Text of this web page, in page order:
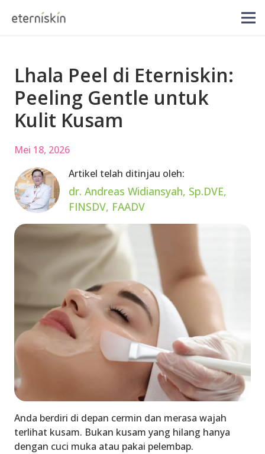
Lhala Peel di Eterniskin:
Peeling Gentle untuk
Kulit Kusam
Mei 18, 2026
Artikel telah ditinjau oleh:
dr. Andreas Widiansyah, Sp.DVE,
FINSDV, FAADV
Anda berdiri di depan cermin dan merasa wajah
terlihat kusam. Bukan kusam yang hilang hanya
dengan cuci muka atau pakai pelembap.